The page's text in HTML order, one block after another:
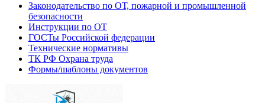
Законодательство по ОТ, пожарной и промышленной
безопасности
Инструкции по ОТ
ГОСТы Российской федерации
Технические нормативы
ТК РФ Охрана труда
Формы/шаблоны документов